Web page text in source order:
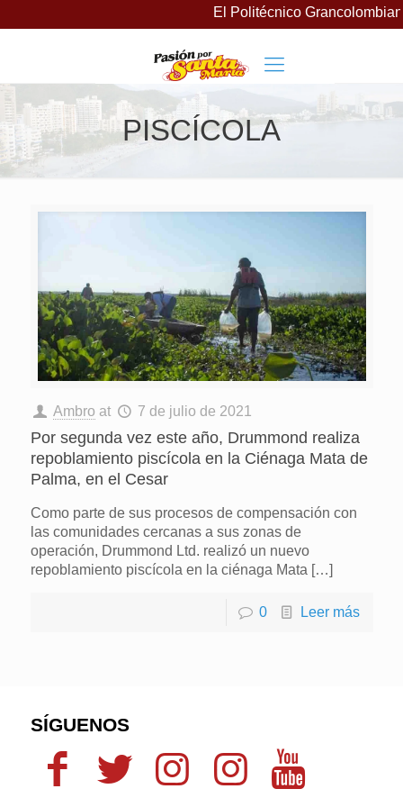
El Politécnico
PISCÍCOLA
Ambro at 7 de julio de 2021
Por segunda vez este año, Drummond realiza
repoblamiento piscícola en la Ciénaga Mata de
Palma, en el Cesar
Como parte de sus procesos de compensación con
las comunidades cercanas a sus zonas de
operación, Drummond Ltd. realizó un nuevo
repoblamiento piscícola en la ciénaga Mata […]
0 Leer más
SÍGUENOS